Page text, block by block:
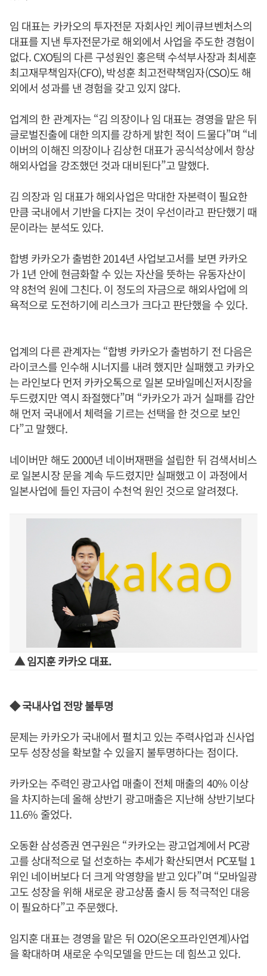
임 대표는 카카오의 투자전문 자회사인 케이큐브벤처스의
대표를 지낸 투자전문가로 해외에서 사업을 주도한 경험이
없다. CXO팀의 다른 구성원인 홍은택 수석부사장과 최세훈
최고재무책임자(CFO), 박성훈 최고전략책임자(CSO)도 해
외에서 성과를 낸 경험을 갖고 있지 않다.
업계의 한 관계자는 “김 의장이나 임 대표는 경영을 맡은 뒤
글로벌진출에 대한 의지를 강하게 밝힌 적이 드물다”며 “네
이버의 이해진 의장이나 김상헌 대표가 공식석상에서 항상
해외사업을 강조했던 것과 대비된다”고 말했다.
김 의장과 임 대표가 해외사업은 막대한 자본력이 필요한
만큼 국내에서 기반을 다지는 것이 우선이라고 판단했기 때
문이라는 분석도 있다.
합병 카카오가 출범한 2014년 사업보고서를 보면 카카오
가 1년 안에 현금화할 수 있는 자산을 뜻하는 유동자산이
약 8천억 원에 그친다. 이 정도의 자금으로 해외사업에 의
욕적으로 도전하기에 리스크가 크다고 판단했을 수 있다.
업계의 다른 관계자는 “합병 카카오가 출범하기 전 다음은
라이코스를 인수해 시너지를 내려 했지만 실패했고 카카오
는 라인보다 먼저 카카오톡으로 일본 모바일메신저시장을
두드렸지만 역시 좌절했다”며 “카카오가 과거 실패를 감안
해 먼저 국내에서 체력을 기르는 선택을 한 것으로 보인
다”고 말했다.
네이버만 해도 2000년 네이버재팬을 설립한 뒤 검색서비스
로 일본시장 문을 계속 두드렸지만 실패했고 이 과정에서
일본사업에 들인 자금이 수천억 원인 것으로 알려졌다.
▲ 임지훈 카카오 대표.
◆ 국내사업 전망 불투명
문제는 카카오가 국내에서 펼치고 있는 주력사업과 신사업
모두 성장성을 확보할 수 있을지 불투명하다는 점이다.
카카오는 주력인 광고사업 매출이 전체 매출의 40% 이상
을 차지하는데 올해 상반기 광고매출은 지난해 상반기보다
11.6% 줄었다.
오동환 삼성증권 연구원은 “카카오는 광고업계에서 PC광
고를 상대적으로 덜 선호하는 추세가 확산되면서 PC포털 1
위인 네이버보다 더 크게 악영향을 받고 있다”며 “모바일광
고도 성장을 위해 새로운 광고상품 출시 등 적극적인 대응
이 필요하다”고 주문했다.
임지훈 대표는 경영을 맡은 뒤 O2O(온오프라인연계)사업
을 확대하며 새로운 수익모델을 만드는 데 힘쓰고 있다.